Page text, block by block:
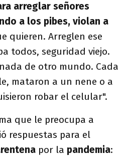
arreglar señores
a los pibes, violan a
quieren. Arreglen ese
todos, seguridad viejo.
de otro mundo. Cada
mataron a un nene o a
robar el celular".
que le preocupa a
respuestas para el
por la pandemia: